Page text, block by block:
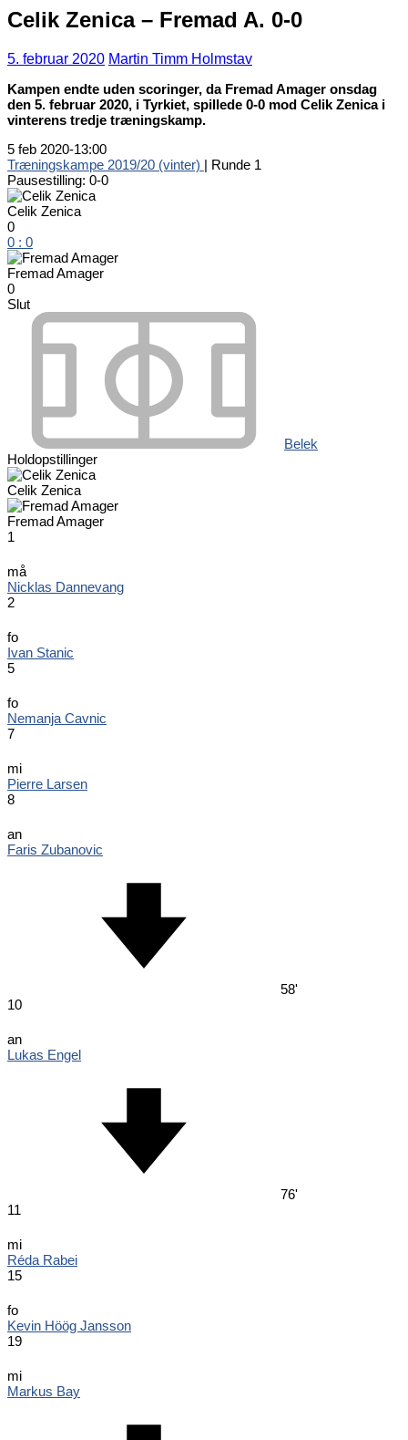
Celik Zenica – Fremad A. 0-0
5. februar 2020 Martin Timm Holmstav
Kampen endte uden scoringer, da Fremad Amager onsdag
den 5. februar 2020, i Tyrkiet, spillede 0-0 mod Celik Zenica i
vinterens tredje træningskamp.
5 feb 2020-13:00
Træningskampe 2019/20 (vinter) | Runde 1
Pausestilling: 0-0
Celik Zenica
0
0 : 0
Fremad Amager
0
Slut
Belek
Holdopstillinger
Celik Zenica
Fremad Amager
1
må
Nicklas Dannevang
2
fo
Ivan Stanic
5
fo
Nemanja Cavnic
7
mi
Pierre Larsen
8
an
Faris Zubanovic
58'
10
an
Lukas Engel
76'
11
mi
Réda Rabei
15
fo
Kevin Höög Jansson
19
mi
Markus Bay